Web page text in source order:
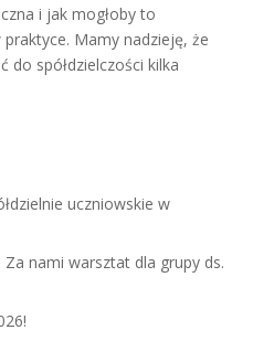
i jak mogłoby to
Mamy nadzieję, że
do spółdzielczości kilka
uczniowskie w
nami warsztat dla grupy ds.